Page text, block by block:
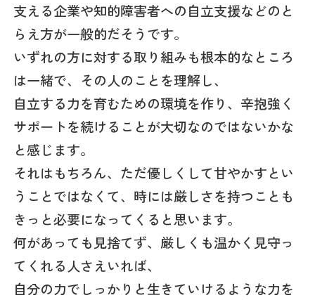
支える企業や知的障害者への自立支援などのと
らえ方が一般的だそうです。
いずれの方に対する取り組みも根本的なところ
は一緒で、その人のことを理解し、
自立する力を育むための環境を作り、辛抱強く
サポートを続けることが大切なのではないかな
と感じます。
それはもちろん、ただ優しくして甘やかすとい
うことではなくて、時には厳しさを持つことも
きっと必要になってくると思います。
何があっても見捨てず、厳しくも温かく見守っ
てくれる人さえいれば、
自分の力でしっかりと生きていけるような力を